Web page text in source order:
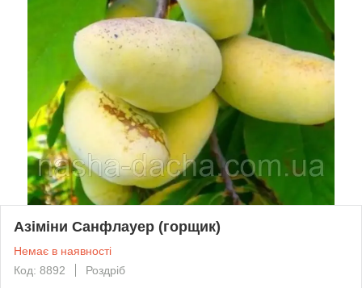
Азіміни Санфлауер (горщик)
Немає в наявності
Код: 8892
Роздріб